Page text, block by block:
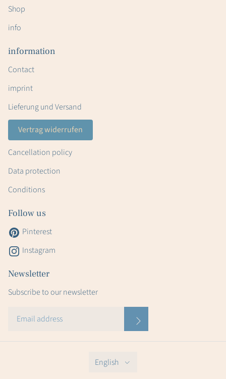
Shop
info
information
Contact
imprint
Lieferung und Versand
Vertrag widerrufen
Cancellation policy
Data protection
Conditions
Follow us
Pinterest
Instagram
Newsletter
Subscribe to our newsletter
English